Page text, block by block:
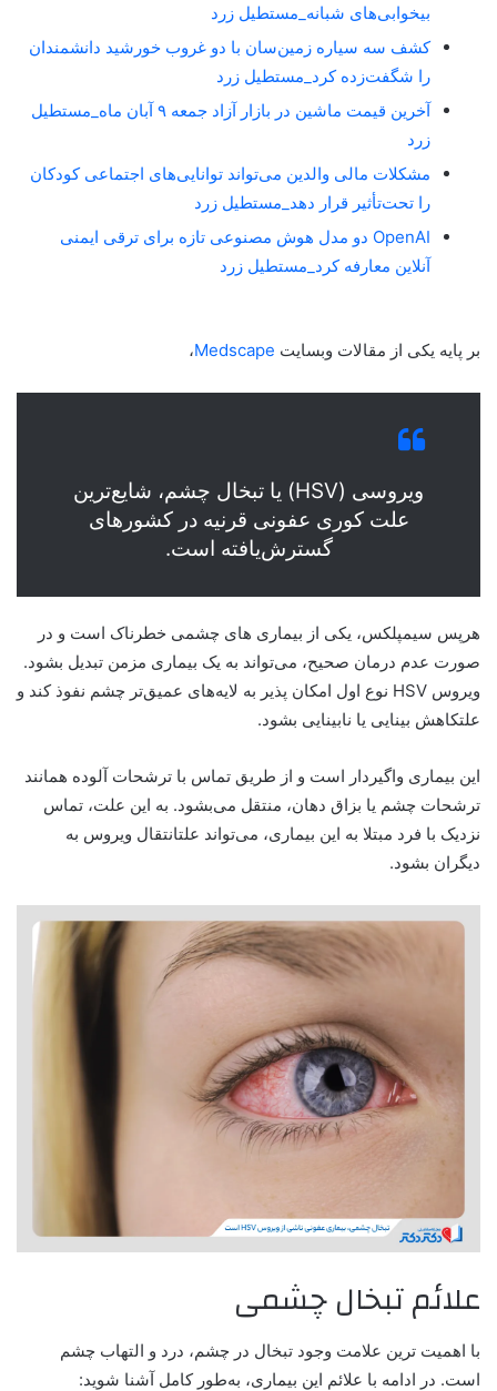
بیخوابی‌های شبانه_مستطیل زرد
کشف سه سیاره زمین‌سان با دو غروب خورشید دانشمندان
را شگفت‌زده کرد_مستطیل زرد
آخرین قیمت ماشین در بازار آزاد جمعه ۹ آبان ماه_مستطیل
زرد
مشکلات مالی والدین می‌تواند توانایی‌های اجتماعی کودکان
را تحت‌تأثیر قرار دهد_مستطیل زرد
OpenAI دو مدل هوش مصنوعی تازه برای ترقی ایمنی
آنلاین معارفه کرد_مستطیل زرد
بر پایه یکی از مقالات وبسایت Medscape،
ویروسی (HSV) یا تبخال چشم، شایع‌ترین
علت کوری عفونی قرنیه در کشورهای
گسترش‌یافته است.
هرپس سیمپلکس، یکی از بیماری های چشمی خطرناک است و در
صورت عدم درمان صحیح، می‌تواند به یک بیماری مزمن تبدیل بشود.
ویروس HSV نوع اول
امکان پذیر به لایه‌های عمیق‌تر چشم نفوذ کند و
علتکاهش بینایی یا نابینایی بشود.
این بیماری واگیردار است و از طریق تماس با ترشحات آلوده همانند
ترشحات چشم یا بزاق دهان، منتقل می‌بشود. به این علت، تماس
نزدیک با فرد مبتلا به این بیماری، می‌تواند علتانتقال ویروس به
دیگران بشود.
علائم تبخال چشمی
با اهمیت ترین علامت وجود تبخال در چشم، درد و التهاب چشم
است. در ادامه با علائم این بیماری، به‌طور کامل آشنا شوید: